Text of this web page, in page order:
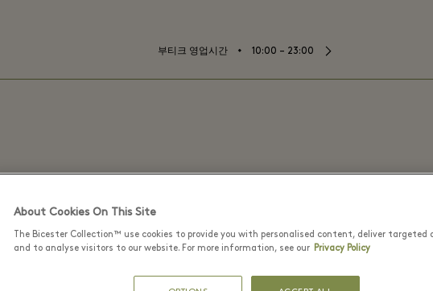
부티크 영업시간 ⬩ 10:00 – 23:00
About Cookies On This Site
The Bicester Collection™ use cookies to provide you with personalised content, deliver targeted
and to analyse visitors to our website. For more information, see our Privacy Policy